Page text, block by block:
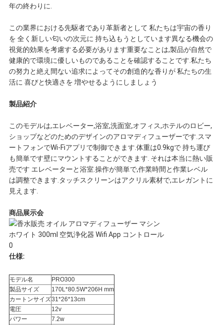
ニ
ュ
ー
ス
引
用
を
求
し
さ
い
年の終わりに.
この業界における先駆者であり革新者として 私たちは宇宙の香り
を 全く新しい匂いの次元に 持ち込もうとしています異なる機会の
視覚的効果を考慮する必要があります重要なことは,製品が自然で
健康的で環境に優しいものであることを確認することです.私たち
の努力と絶え間ない追求によってその創造的な香りが 私たちの生
活に 喜びと快適さを 増やせるようにしましょう
製品紹介
このモデルは,エレベーター,浴室,洗面室,オフィス,ホテルのロビー,
ショップなどのためのデザインのアロマディフューザーです.スマ
ートフォンでWi-Fiアプリで制御できます.体重は0.9kgで 持ち運び
も簡単です壁にマウントすることができます. それは本当に熱い販
売です エレベーターと浴室.操作が簡単で,作業時間と作業レベル
は調整できます.タッチスクリーンはアクリル素材で,エレガントに
見えます.
商品展示会
仕様:
モデル名
PRO300
製品サイズ
170L*80.5W*206H mm
カートンサイズ31*26*13cm
電圧
12v
パワー
7.2w